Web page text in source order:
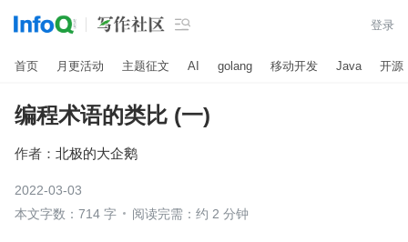
 登录
首页 月更活动 主题征文 AI golang 移动开发 Java 开源
编程术语的类比 (一)
作者： 北极的大企鹅
2022-03-03
本文字数：714 字
阅读完需：约 2 分钟